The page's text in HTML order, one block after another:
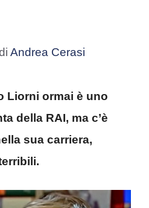
Andrea Cerasi
Liorni ormai è uno
della RAI, ma c’è
sua carriera,